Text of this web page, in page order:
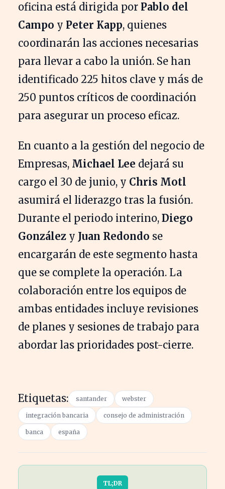
oficina está dirigida por Pablo del
Campo y Peter Kapp, quienes
coordinarán las acciones necesarias
para llevar a cabo la unión. Se han
identificado 225 hitos clave y más de
250 puntos críticos de coordinación
para asegurar un proceso eficaz.
En cuanto a la gestión del negocio de
Empresas, Michael Lee dejará su
cargo el 30 de junio, y Chris Motl
asumirá el liderazgo tras la fusión.
Durante el periodo interino, Diego
González y Juan Redondo se
encargarán de este segmento hasta
que se complete la operación. La
colaboración entre los equipos de
ambas entidades incluye revisiones
de planes y sesiones de trabajo para
abordar las prioridades post-cierre.
Etiquetas: santander webster
integración bancaria consejo de administración
banca españa
TL;DR